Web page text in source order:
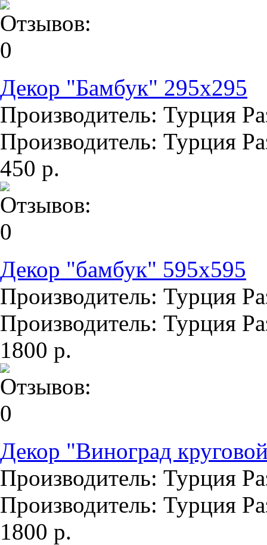
Декор "Бамбук" 295х295
Производитель: Турция
Производитель: Турция
450 р.
Декор "бамбук" 595х595
Производитель: Турция
Производитель: Турция
1800 р.
Декор "Виноград
Производитель: Турция
Производитель: Турция
1800 р.